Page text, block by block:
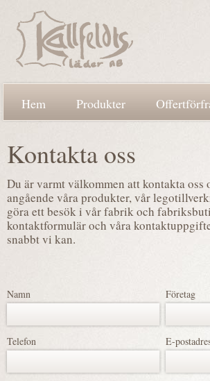
Hem Produkter
Kontakta oss
Du är varmt välkommen att kontakta oss
angående våra produkter, vår
göra ett besök i vår fabrik och
kontaktformulär och våra
snabbt vi kan.
Namn Företag
Telefon E-